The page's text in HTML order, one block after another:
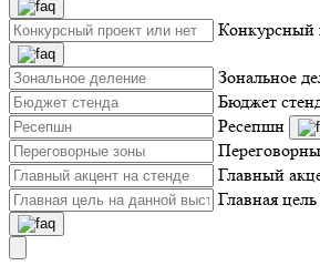
Конкурсный
Зональное
Бюджет
Ресепшн
Главный
Главная